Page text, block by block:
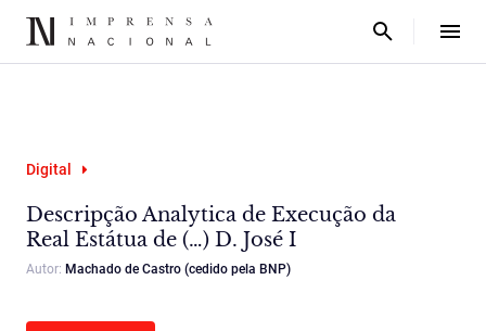
Digital
Descripção Analytica de Execução da
Real Estátua de (…) D. José I
Autor: Machado de Castro (cedido pela BNP)